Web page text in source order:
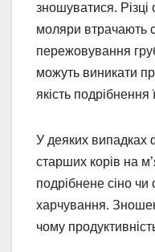
зношуватися.
моляри втрачають
пережовування
можуть виникати
якість подрібнення
У деяких
старших корів на
подрібнене сіно
харчування.
чому